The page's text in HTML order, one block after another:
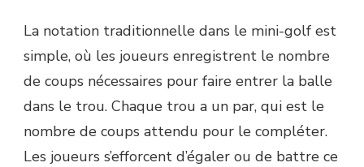
La notation traditionnelle dans le mini-golf est
simple, où les joueurs enregistrent le nombre
de coups nécessaires pour faire entrer la balle
dans le trou. Chaque trou a un par, qui est le
nombre de coups attendu pour le compléter.
Les joueurs s’efforcent d’égaler ou de battre ce